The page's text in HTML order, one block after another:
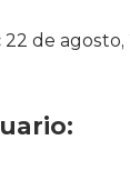
22 de agosto,